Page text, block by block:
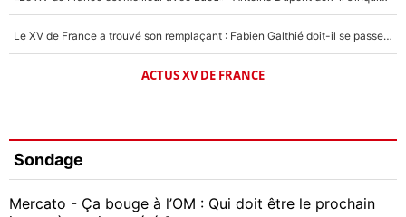
Le XV de France a trouvé son remplaçant : Fabien Galthié doit-il se passer d'Antoine Dupont ?
ACTUS XV DE FRANCE
Sondage
Mercato - Ça bouge à l’OM : Qui doit être le prochain